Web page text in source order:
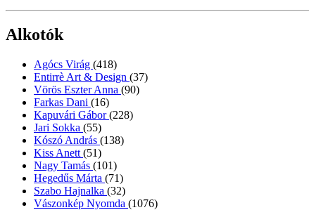
Alkotók
Agócs Virág (418)
Entirrè Art & Design (37)
Vörös Eszter Anna (90)
Farkas Dani (16)
Kapuvári Gábor(228)
Jari Sokka (55)
Kószó András (138)
Kiss Anett (51)
Nagy Tamás (101)
Hegedűs Márta (71)
Szabo Hajnalka (32)
Vászonkép Nyomda (1076)